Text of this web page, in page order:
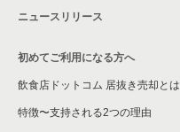
ニュースリリース
初めてご利用になる方へ
飲食店ドットコム 居抜き売却とは
特徴〜支持される2つの理由